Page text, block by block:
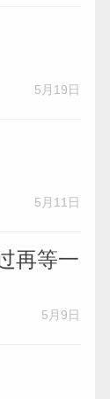
5月19日
5月11日
再等一
5月9日